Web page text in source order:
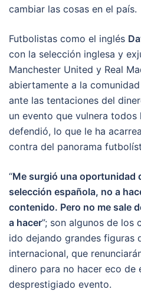
cambiar las cosas en el país.
Futbolistas como el inglés
con la selección inglesa y
Manchester United y Real
abiertamente a la
ante las tentaciones del
un evento que vulnera
defendió, lo que le ha
contra del panorama
“Me surgió una oportunidad
selección española, no a
contenido. Pero no me sale
a hacer”; son algunos de los
ido dejando grandes figuras
internacional, que
dinero para no hacer eco de
desprestigiado evento.